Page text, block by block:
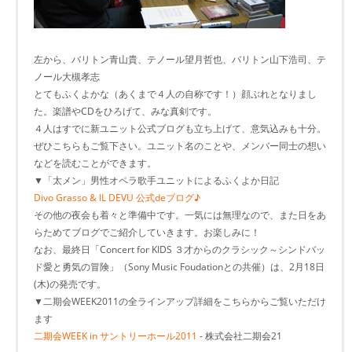
左から、バリトン青山貴、テノール望月哲也、バリトン山下浩司、テ
ノール大槻孝志
とてもふくよかな（あくまで４人の自称です！）顔ぶれとなりまし
た。楽譜やCDをひろげて、みな真剣です。
４人はすでに新ユニット公式ブログも立ち上げて、意気込みも十分。
ぜひこちらもご覧下さい。ユニット名のことや、メンバー同士の想い
などを読むことができます。
▼「太メン」男性オペラ歌手ユニットによるふくよか日記
Divo Grasso & IL DEVU 公式deブログ♪
その他の夜会も着々と準備中です。一気には無理なので、また日をあ
らためてブログでご紹介していきます。お楽しみに！
なお、最終日「Concert for KIDS ３才からのクラシック～シンドバッ
ド愛と勇気の冒険」（Sony Music Foudationとの共催）は、2月18日
(木)の発売です。
▼二期会WEEK2011の全ラインアップ詳細をこちらからご覧いただけ
ます
二期会WEEK in サントリーホール2011 - 株式会社二期会21